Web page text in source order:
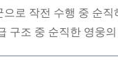
로 작전 수행 중 순
구조 중 순직한 영웅